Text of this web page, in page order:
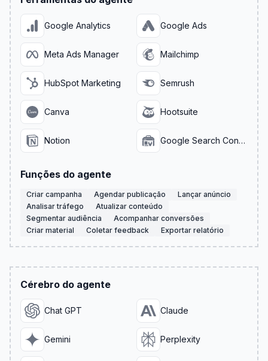
Google Analytics Google Ads
Meta Ads Manager Mailchimp
HubSpot Marketing Semrush
Canva Hootsuite
Notion Google Search Console
Funções do agente
Criar campanha Agendar publicação
Lançar anúncio
Analisar tráfego
Atualizar conteúdo
Segmentar audiência
Acompanhar conversões
Criar material
Coletar feedback Exportar relatório
Cérebro do agente
Chat GPT Claude
Gemini Perplexity